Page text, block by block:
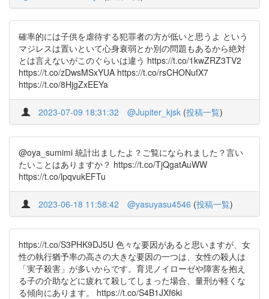
確率的には子供を虐待する犯罪者の方が低いと思うよ という
マジレスは置いといて心身衰弱とか別の問題もあるから絶対
とは言えないがこのぐらいは違う https://t.co/1kwZRZ3TV2
https://t.co/zDwsMSxYUA https://t.co/rsCHONufX7
https://t.co/8HjgZxEEYa
2023-07-09 18:31:32 @Jupiter_kjsk (投稿一覧)
@oya_sumimi 統計出ましたよ？ご覧になられました？言い
たいことはありますか？ https://t.co/TjQgatAuWW
https://t.co/lpqvukEFTu
2023-06-18 11:58:42 @yasuyasu4546 (投稿一覧)
https://t.co/S3PHK9DJ5U 色々な要因があると思いますが、女
性の執行猶予率の高さの大きな要因の一つは、女性の殺人は
「実子殺害」が多いからです。育児ノイローゼや障害を抱え
る子の介助などに疲れて殺してしまった場合、量刑が軽くな
る傾向にあります。 https://t.co/S4B1JXf6ki